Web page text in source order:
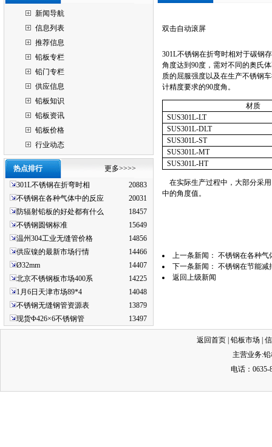
新闻导航
信息列表
推荐信息
铅板专栏
铅门专栏
供应信息
铅板知识
铅板资讯
铅板价格
行业动态
热点排行
更多>>>>
301L不锈钢在折弯时相
20883
不锈钢在各种气体中的反应
20031
防辐射铅板的好处都有什么
18457
不锈钢圆钢标准
15649
温州304工业无缝管价格
14856
供应镍的最新市场行情
14466
Ø32mm
14407
北京不锈钢板市场400系
14225
1月6日天津市场89*4
14048
不锈钢无缝钢管资源表
13879
现货Φ426×6不锈钢管
13497
双击自动滚屏
301L不锈钢在折弯时相对于碳钢
角度达到90度，需对不同的奥氏
质的屈服强度以及在生产不锈钢
计精度要求的90度角。
材质
SUS301L-LT
SUS301L-DLT
SUS301L-ST
SUS301L-MT
SUS301L-HT
在实际生产过程中，大部分采
中的角度值。
上一条新闻： 不锈钢在各种气
下一条新闻： 不锈钢在节能减
返回上级新闻
返回首页 铅板市场
主营业务:铅
电话：0635-